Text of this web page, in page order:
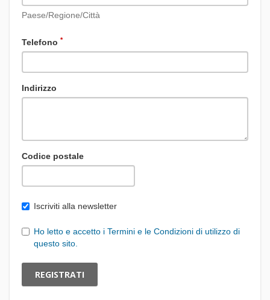
Paese/Regione/Città
Telefono *
Indirizzo
Codice postale
Iscriviti alla newsletter
Ho letto e accetto i Termini e le Condizioni di utilizzo di
questo sito.
REGISTRATI